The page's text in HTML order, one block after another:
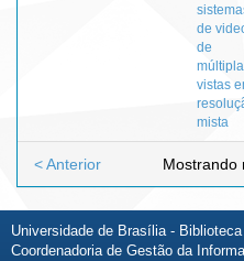
de
de
vistas
mista
Mostrando
< Anterior
Universidade de Brasília - Biblioteca
Coordenadoria de Gestão da